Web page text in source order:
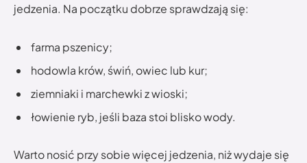
jedzenia. Na początku dobrze sprawdzają się:
farma pszenicy;
hodowla krów, świń, owiec lub kur;
ziemniaki i marchewki z wioski;
łowienie ryb, jeśli baza stoi blisko wody.
Warto nosić przy sobie więcej jedzenia, niż wydaje się